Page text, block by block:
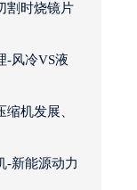
割时烧镜片
-风冷VS液
机发展、
-新能源动力